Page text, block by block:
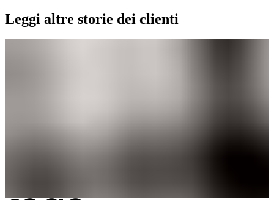
Leggi altre storie dei clienti